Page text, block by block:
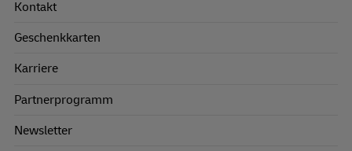
Kontakt
Geschenkkarten
Karriere
Partnerprogramm
Newsletter